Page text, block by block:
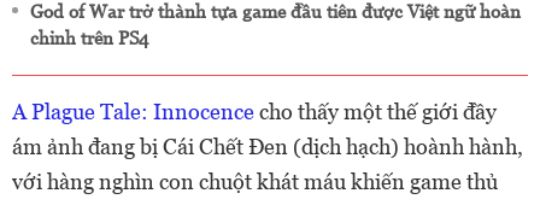
God of War trở thành tựa game đầu tiên được Việt ngữ hoàn
chỉnh trên PS4
A Plague Tale: Innocencecho thấy một thế giới đầy
ám ảnh đang bị Cái Chết Đen (dịch hạch) hoành hành,
với hàng nghìn con chuột khát máu khiến game thủ